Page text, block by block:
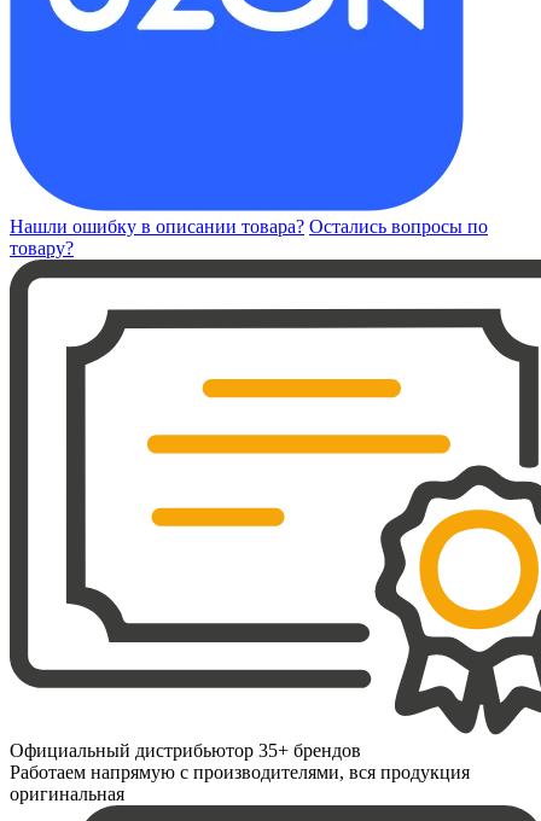
Нашли ошибку в описании товара? Остались вопросы по
товару?
Официальный дистрибьютор 35+ брендов
Работаем напрямую с производителями, вся продукция
оригинальная